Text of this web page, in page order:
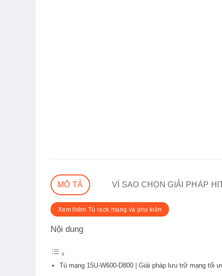
MÔ TẢ VÌ SAO CHỌN GIẢI PHÁP
Xem thêm Tủ rack mạng và phụ kiện
Nội dung
Tủ mạng 15U-W600-D800 | Giải pháp lưu trữ mạng tối